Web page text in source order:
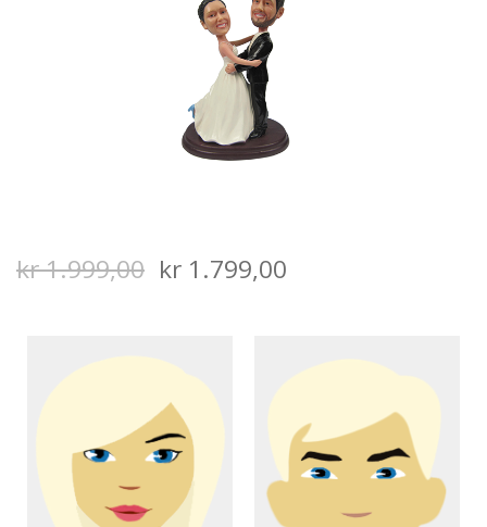
SALGS- OG LEVERINGSVILKÅR
kr1.999,00 kr 1.799,00